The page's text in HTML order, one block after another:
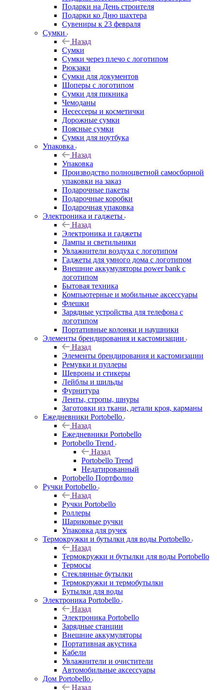
Подарки на День строителя
Подарки ко Дню шахтера
Сувениры к 23 февраля
Сумки
Назад
Сумки
Сумки через плечо с логотипом
Рюкзаки
Сумки для документов
Шоперы с логотипом
Сумки для пикника
Чемоданы
Несессеры и косметички
Дорожные сумки
Поясные сумки
Сумки для ноутбука
Упаковка
Назад
Упаковка
Производство полноцветной самосборной
упаковки на заказ
Подарочные пакеты
Подарочные коробки
Подарочная упаковка
Электроника и гаджеты
Назад
Электроника и гаджеты
Лампы и светильники
Увлажнители воздуха с логотипом
Гаджеты для умного дома с логотипом
Внешние аккумуляторы power bank с
логотипом
Бытовая техника
Компьютерные и мобильные аксессуары
Флешки
Зарядные устройства для телефона с
логотипом
Портативные колонки и наушники
Элементы брендирования и кастомизации
Назад
Элементы брендирования и кастомизации
Ремувки и пуллеры
Шевроны и стикеры
Лейблы и шильды
Фурнитура
Ленты, стропы, шнуры
Заготовки из ткани, детали кроя, карманы
Ежедневники Portobello
Назад
Ежедневники Portobello
Portobello Trend
Назад
Portobello Trend
Недатированный
Portobello Портфолио
Ручки Portobello
Назад
Ручки Portobello
Роллеры
Шариковые ручки
Упаковка для ручек
Термокружки и бутылки для воды Portobello
Назад
Термокружки и бутылки для воды Portobello
Термосы
Стеклянные бутылки
Термокружки и термобутылки
Бутылки для воды
Электроника Portobello
Назад
Электроника Portobello
Зарядные станции
Внешние аккумуляторы
Портативная акустика
Кабели
Увлажнители и очистители
Автомобильные аксессуары
Дом Portobello
Назад